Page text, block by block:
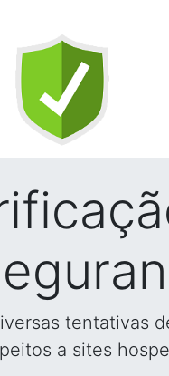
tentativas
a sites